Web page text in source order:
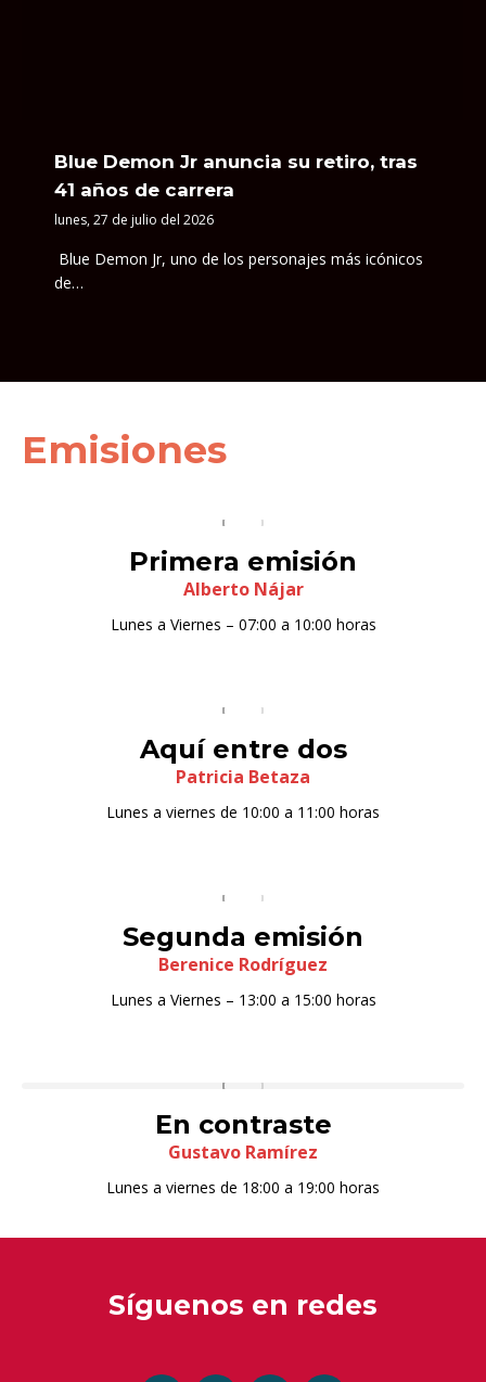
Blue Demon Jr anuncia su retiro, tras
41 años de carrera
lunes, 27 de julio del 2026
Blue Demon Jr, uno de los personajes más icónicos
de…
Emisiones
Primera emisión
Alberto Nájar
Lunes a Viernes – 07:00 a 10:00 horas
Aquí entre dos
Patricia Betaza
Lunes a viernes de 10:00 a 11:00 horas
Segunda emisión
Berenice Rodríguez
Lunes a Viernes – 13:00 a 15:00 horas
En contraste
Gustavo Ramírez
Lunes a viernes de 18:00 a 19:00 horas
Síguenos en redes